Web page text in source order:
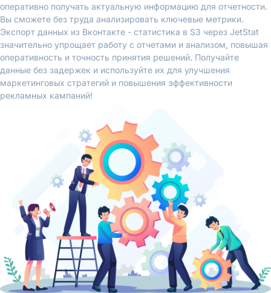
оперативно получать актуальную информацию для отчетности.
Вы сможете без труда анализировать ключевые метрики.
Экспорт данных из Вконтакте - статистика в S3 через JetStat
значительно упрощает работу с отчетами и анализом, повышая
оперативность и точность принятия решений. Получайте
данные без задержек и используйте их для улучшения
маркетинговых стратегий и повышения эффективности
рекламных кампаний!